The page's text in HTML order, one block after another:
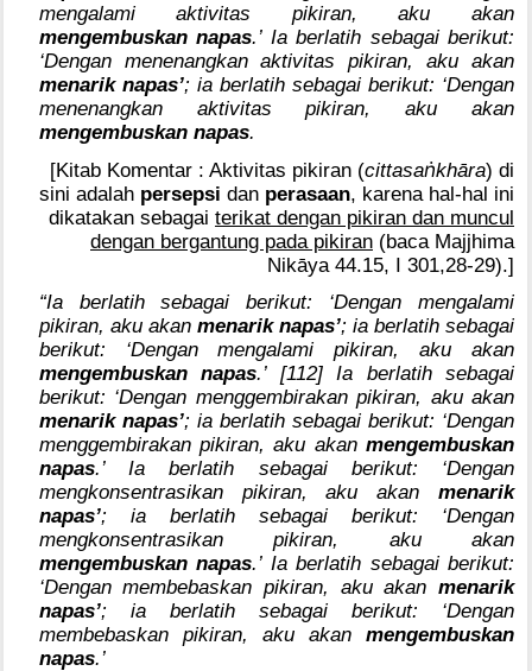
mengalami aktivitas pikiran, aku akan
mengembuskan napas.’ Ia berlatih sebagai berikut:
‘Dengan menenangkan aktivitas pikiran, aku akan
menarik napas’; ia berlatih sebagai berikut: ‘Dengan
menenangkan aktivitas pikiran, aku akan
mengembuskan napas.
[Kitab Komentar : Aktivitas pikiran (cittasaṅkhāra) di
sini adalah persepsi dan perasaan, karena hal-hal ini
dikatakan sebagai terikat dengan pikiran dan muncul
dengan bergantung pada pikiran (baca Majjhima
Nikāya 44.15, I 301,28-29).]
“Ia berlatih sebagai berikut: ‘Dengan mengalami
pikiran, aku akan menarik napas’; ia berlatih sebagai
berikut: ‘Dengan mengalami pikiran, aku akan
mengembuskan napas.’ [112] Ia berlatih sebagai
berikut: ‘Dengan menggembirakan pikiran, aku akan
menarik napas’; ia berlatih sebagai berikut: ‘Dengan
menggembirakan pikiran, aku akan mengembuskan
napas.’ Ia berlatih sebagai berikut: ‘Dengan
mengkonsentrasikan pikiran, aku akan menarik
napas’; ia berlatih sebagai berikut: ‘Dengan
mengkonsentrasikan pikiran, aku akan
mengembuskan napas.’ Ia berlatih sebagai berikut:
‘Dengan membebaskan pikiran, aku akan menarik
napas’; ia berlatih sebagai berikut: ‘Dengan
membebaskan pikiran, aku akan mengembuskan
napas.’